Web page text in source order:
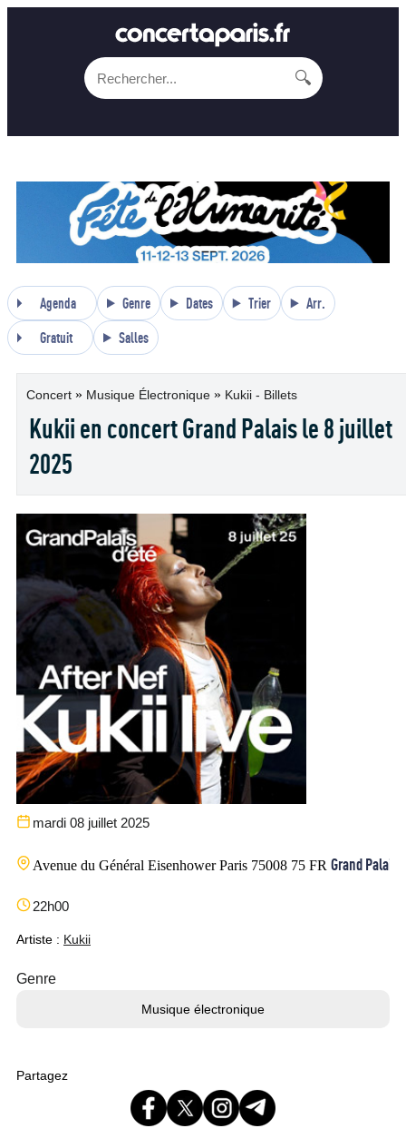
🔍
Agenda Genre Dates Trier Arr.
Gratuit Salles
Concert » Musique Électronique » Kukii - Billets
Kukii en concert Grand Palais le 8 juillet
2025
mardi 08 juillet 2025
Avenue du Général Eisenhower Paris 75008 75 FR Grand Palais
22h00
Artiste : Kukii
Genre
Musique électronique
Partagez